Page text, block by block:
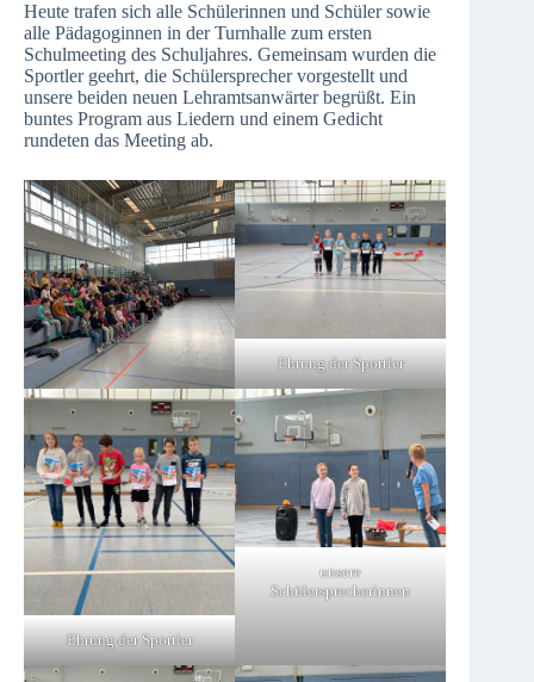
Heute trafen sich alle Schülerinnen und Schüler sowie
alle Pädagoginnen in der Turnhalle zum ersten
Schulmeeting des Schuljahres. Gemeinsam wurden die
Sportler geehrt, die Schülersprecher vorgestellt und
unsere beiden neuen Lehramtsanwärter begrüßt. Ein
buntes Program aus Liedern und einem Gedicht
rundeten das Meeting ab.
Ehrung der Sportler
Ehrung der Sportler
unsere
Schülersprecherinnen